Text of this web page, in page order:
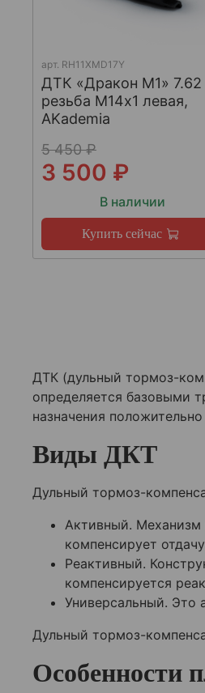
арт. RH11XMD17Y
ДТК «Дракон М1» 7.62
резьба М14х1 левая,
AKademia
5 450 ₽
3 500 ₽
В наличии
Купить сейчас
ДТК (дульный тормоз-
определяется базовыми
назначения
Виды ДКТ
Дульный тормоз-
Активный. Механизм
компенсирует
Реактивный.
компенсируется
Универсальный. Это
Дульный тормоз-
Особенности